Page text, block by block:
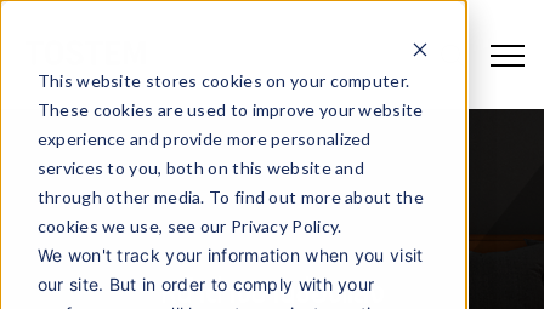
This website stores cookies on your computer.
These cookies are used to improve your website
experience and provide more personalized
services to you, both on this website and
through other media. To find out more about the
cookies we use, see our Privacy Policy.
We won't track your information when you visit
our site. But in order to comply with your
หน้าต่างบานช่องแสง